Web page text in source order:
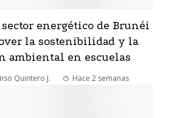
sector energético de Brunéi
la sostenibilidad y la
ambiental en escuelas
Quintero J. Hace 2 semanas